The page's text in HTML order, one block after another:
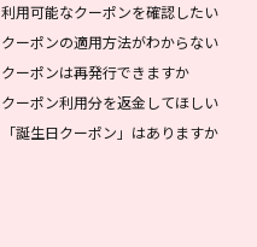
利用可能なクーポンを確認したい
クーポンの適用方法がわからない
クーポンは再発行できますか
クーポン利用分を返金してほしい
「誕生日クーポン」はありますか